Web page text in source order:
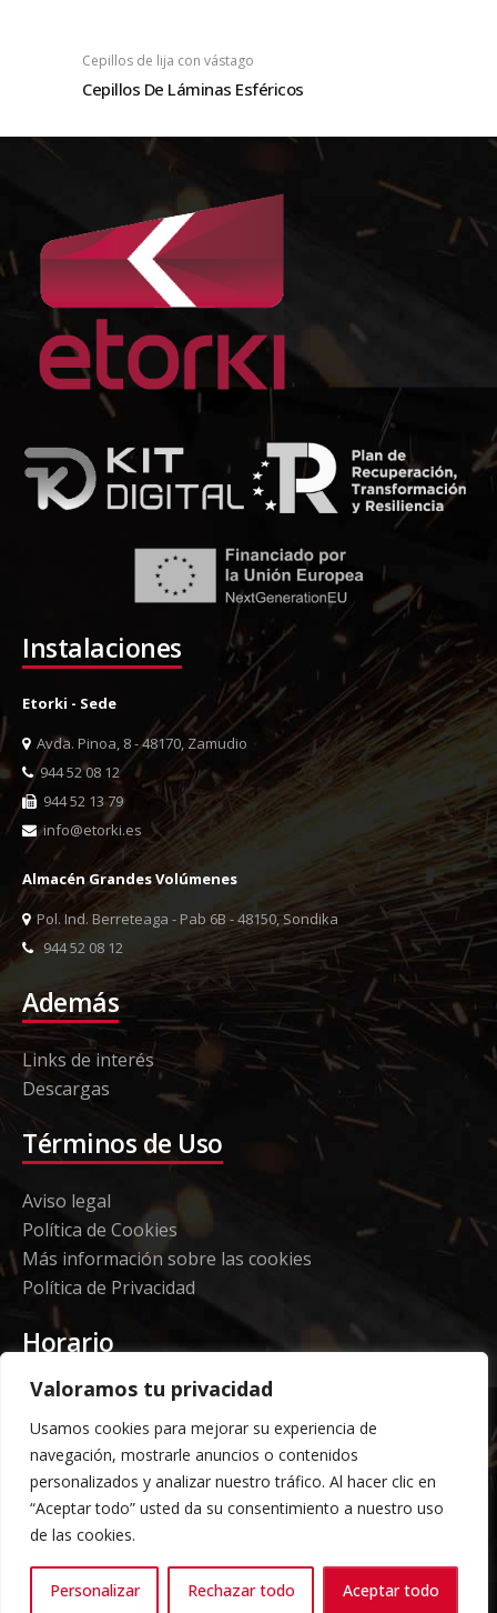
Valoramos tu privacidad
Usamos cookies para mejorar su experiencia de
navegación, mostrarle anuncios o contenidos
personalizados y analizar nuestro tráfico. Al hacer clic en
“Aceptar todo” usted da su consentimiento a nuestro uso
de las cookies.
Personalizar Rechazar todo Aceptar todo
Cepillos de lija con vástago
Cepillos De Láminas Esféricos
Instalaciones
Etorki - Sede
Avda. Pinoa, 8 - 48170, Zamudio
944 52 08 12
944 52 13 79
info@etorki.es
Almacén Grandes Volúmenes
Pol. Ind. Berreteaga - Pab 6B - 48150, Sondika
944 52 08 12
Además
Links de interés
Descargas
Términos de Uso
Aviso legal
Política de Cookies
Más información sobre las cookies
Política de Privacidad
Horario
Etorki - Sede
Lunes a jueves 08:00 a 16:00
Viernes: 08:00 a 14:00
Almacén Grandes Volúmenes